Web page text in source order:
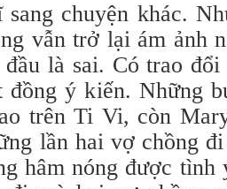
chuyện khác.
vẫn trở lại ám ảnh
là sai. Có trao
đồng ý kiến. Những
trên Ti Vi, còn
lần hai vợ chồng
hâm nóng được tình